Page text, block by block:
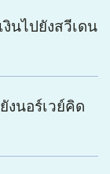
นไปยังสวีเดน
งนอร์เวย์คิด